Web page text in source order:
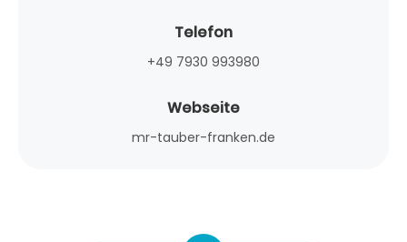
Telefon
+49 7930 993980
Webseite
mr-tauber-franken.de